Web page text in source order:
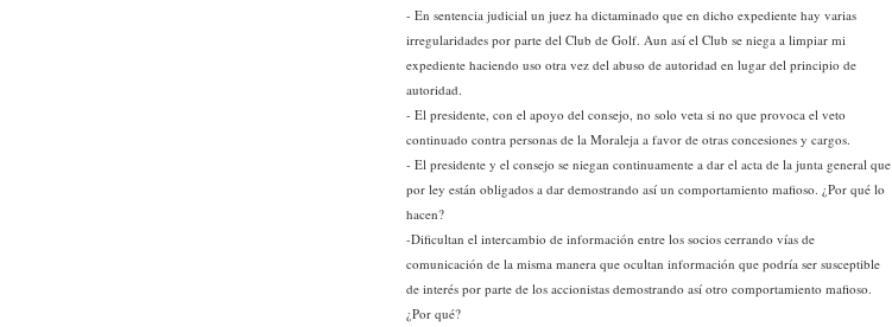
- En sentencia judicial un juez ha dictaminado que en dicho expediente hay varias
irregularidades por parte del Club de Golf. Aun así el Club se niega a limpiar mi
expediente haciendo uso otra vez del abuso de autoridad en lugar del principio de
autoridad.
- El presidente, con el apoyo del consejo, no solo veta si no que provoca el veto
continuado contra personas de la Moraleja a favor de otras concesiones y cargos.
- El presidente y el consejo se niegan continuamente a dar el acta de la junta general que
por ley están obligados a dar demostrando así un comportamiento mafioso. ¿Por qué lo
hacen?
-Dificultan el intercambio de información entre los socios cerrando vías de
comunicación de la misma manera que ocultan información que podría ser susceptible
de interés por parte de los accionistas demostrando así otro comportamiento mafioso.
¿Por qué?